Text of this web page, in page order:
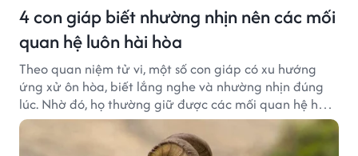
4 con giáp biết nhường nhịn nên các mối
quan hệ luôn hài hòa
Theo quan niệm tử vi, một số con giáp có xu hướng
ứng xử ôn hòa, biết lắng nghe và nhường nhịn đúng
lúc. Nhờ đó, họ thường giữ được các mối quan hệ hài
hòa và nhận được sự yêu mến từ những người xung